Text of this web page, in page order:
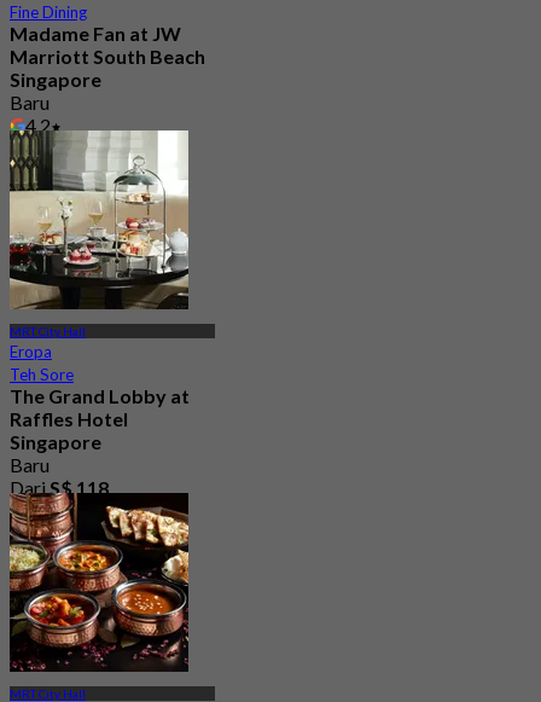
Fine Dining
Madame Fan at JW
Marriott South Beach
Singapore
Baru
4.2
Dari S$ 94
MRT City Hall
Eropa
Teh Sore
The Grand Lobby at
Raffles Hotel
Singapore
Baru
Dari S$ 118
MRT City Hall